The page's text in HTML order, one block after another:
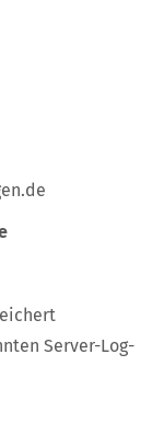
Server-Log-